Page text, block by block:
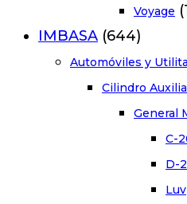
Voyage
IMBASA (644)
Automóviles y
Cilindro
General
C-
D-
Luv